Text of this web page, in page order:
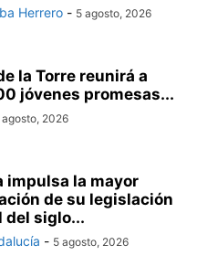
Herrero - 5 agosto, 2026
la Torre reunirá a
jóvenes promesas...
agosto, 2026
impulsa la mayor
de su legislación
del siglo...
- 5 agosto, 2026